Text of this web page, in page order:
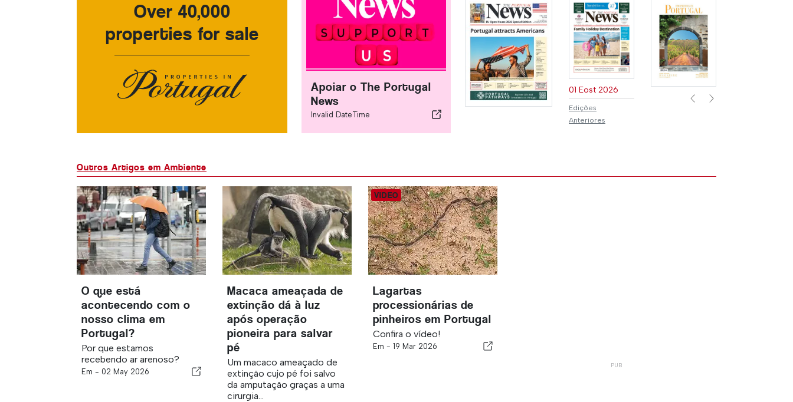
Over 40,000
properties for sale
Apoiar o The Portugal
News
Invalid DateTime
01 Eost 2026
Edições
Anteriores
Previous
Next
Outros Artigos em Ambiente
O que está
acontecendo com o
nosso clima em
Portugal?
Por que estamos
recebendo ar arenoso?
Em - 02 May 2026
Macaca ameaçada de
extinção dá à luz
após operação
pioneira para salvar
pé
Um macaco ameaçado de
extinção cujo pé foi salvo
da amputação graças a uma
cirurgia...
Lagartas
processionárias de
pinheiros em Portugal
Confira o vídeo!
Em -19 Mar 2026